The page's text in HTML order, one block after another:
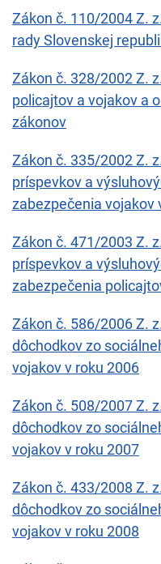
Zákon č. 110/2004 Z.
rady Slovenskej
Zákon č. 328/2002 Z.
policajtov a vojakov a
zákonov
Zákon č. 335/2002 Z.
príspevkov a
zabezpečenia vojakov
Zákon č. 471/2003 Z.
príspevkov a
zabezpečenia
Zákon č. 586/2006 Z.
dôchodkov zo
vojakov v roku 2006
Zákon č. 508/2007 Z.
dôchodkov zo
vojakov v roku 2007
Zákon č. 433/2008 Z.
dôchodkov zo
vojakov v roku 2008